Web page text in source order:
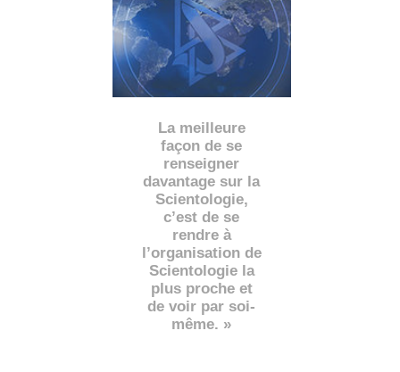
La meilleure
façon de se
renseigner
davantage sur la
Scientologie,
c’est de se
rendre à
l’organisation de
Scientologie la
plus proche et
de voir par soi-
même. »